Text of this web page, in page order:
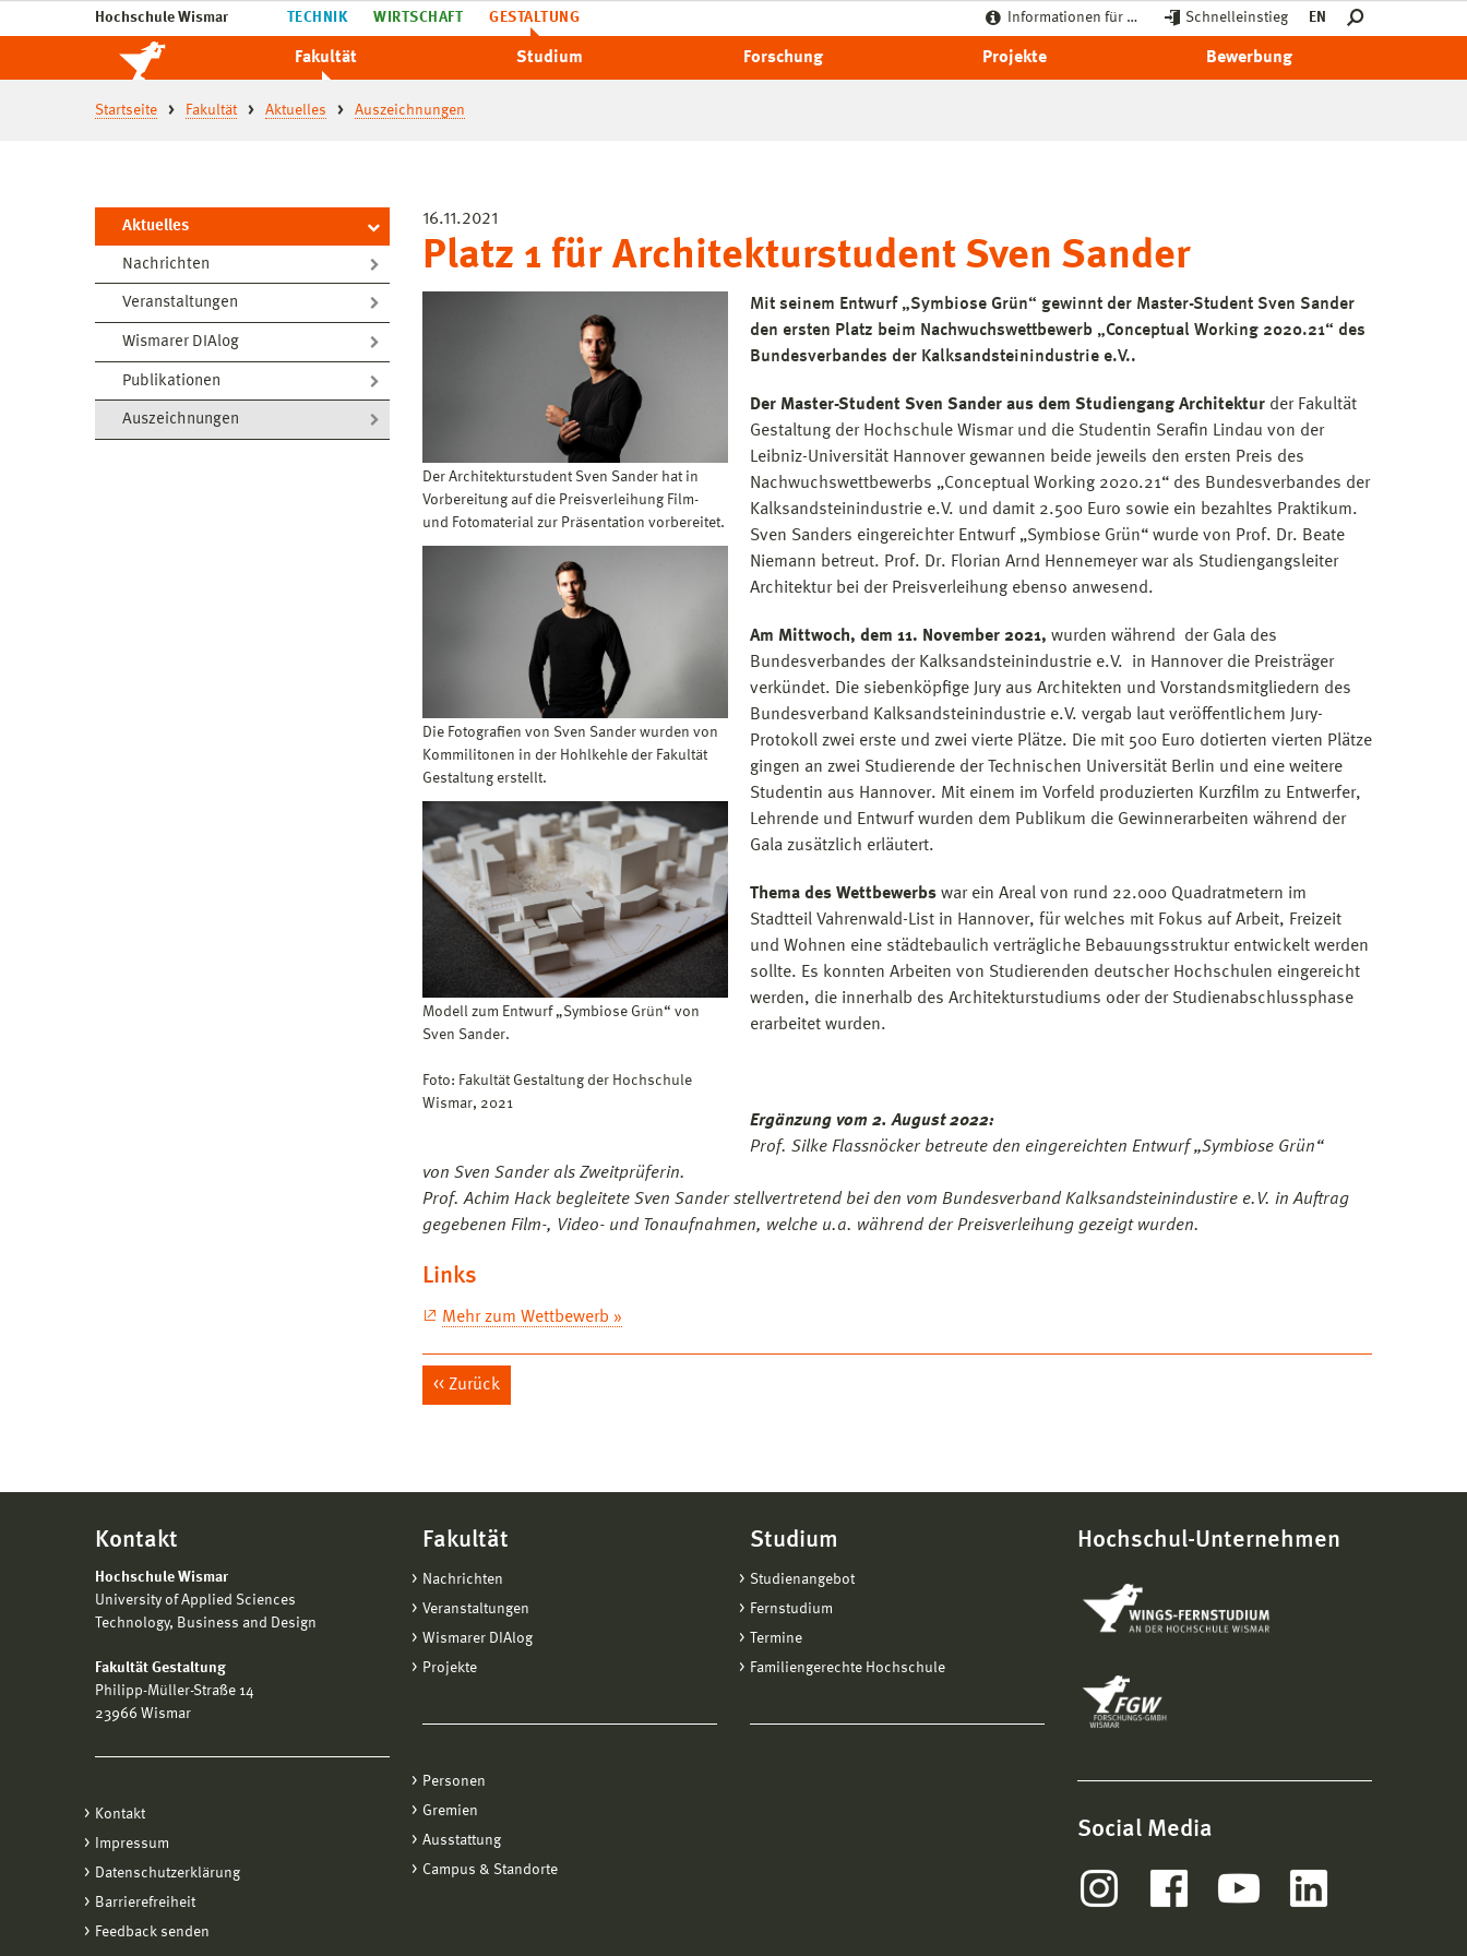
Hochschule Wismar TECHNIK WIRTSCHAFT GESTALTUNG Informationen für … Schnelleinstieg EN
Fakultät Studium Forschung Projekte Bewerbung
Startseite Fakultät Aktuelles Auszeichnungen
Aktuelles
Nachrichten
Veranstaltungen
Wismarer DIAlog
Publikationen
Auszeichnungen
16.11.2021
Platz 1 für Architekturstudent Sven Sander
Der Architekturstudent Sven Sander hat in
Vorbereitung auf die Preisverleihung Film-
und Fotomaterial zur Präsentation vorbereitet.
Die Fotografien von Sven Sander wurden von
Kommilitonen in der Hohlkehle der Fakultät
Gestaltung erstellt.
Modell zum Entwurf „Symbiose Grün“ von
Sven Sander.
Foto: Fakultät Gestaltung der Hochschule
Wismar, 2021
Mit seinem Entwurf „Symbiose Grün“ gewinnt der Master-Student Sven Sander
den ersten Platz beim Nachwuchswettbewerb „Conceptual Working 2020.21“ des
Bundesverbandes der Kalksandsteinindustrie e.V..
Der Master-Student Sven Sander aus dem Studiengang Architektur der Fakultät
Gestaltung der Hochschule Wismar und die Studentin Serafin Lindau von der
Leibniz-Universität Hannover gewannen beide jeweils den ersten Preis des
Nachwuchswettbewerbs „Conceptual Working 2020.21“ des Bundesverbandes der
Kalksandsteinindustrie e.V. und damit 2.500 Euro sowie ein bezahltes Praktikum.
Sven Sanders eingereichter Entwurf „Symbiose Grün“ wurde von Prof. Dr. Beate
Niemann betreut. Prof. Dr. Florian Arnd Hennemeyer war als Studiengangsleiter
Architektur bei der Preisverleihung ebenso anwesend.
Am Mittwoch, dem 11. November 2021, wurden während der Gala des
Bundesverbandes der Kalksandsteinindustrie e.V. in Hannover die Preisträger
verkündet. Die siebenköpfige Jury aus Architekten und Vorstandsmitgliedern des
Bundesverband Kalksandsteinindustrie e.V. vergab laut veröffentlichem Jury-
Protokoll zwei erste und zwei vierte Plätze. Die mit 500 Euro dotierten vierten Plätze
gingen an zwei Studierende der Technischen Universität Berlin und eine weitere
Studentin aus Hannover. Mit einem im Vorfeld produzierten Kurzfilm zu Entwerfer,
Lehrende und Entwurf wurden dem Publikum die Gewinnerarbeiten während der
Gala zusätzlich erläutert.
Thema des Wettbewerbs war ein Areal von rund 22.000 Quadratmetern im
Stadtteil Vahrenwald-List in Hannover, für welches mit Fokus auf Arbeit, Freizeit
und Wohnen eine städtebaulich verträgliche Bebauungsstruktur entwickelt werden
sollte. Es konnten Arbeiten von Studierenden deutscher Hochschulen eingereicht
werden, die innerhalb des Architekturstudiums oder der Studienabschlussphase
erarbeitet wurden.
Ergänzung vom 2. August 2022:
Prof. Silke Flassnöcker betreute den eingereichten Entwurf „Symbiose Grün“
von Sven Sander als Zweitprüferin.
Prof. Achim Hack begleitete Sven Sander stellvertretend bei den vom Bundesverband Kalksandsteinindustire e.V. in Auftrag
gegebenen Film-, Video- und Tonaufnahmen, welche u.a. während der Preisverleihung gezeigt wurden.
Links
Mehr zum Wettbewerb »
Zurück
Kontakt
Hochschule Wismar
University of Applied Sciences
Technology, Business and Design
Fakultät Gestaltung
Philipp-Müller-Straße 14
23966 Wismar
Kontakt
Impressum
Datenschutzerklärung
Barrierefreiheit
Feedback senden
Fakultät
Nachrichten
Veranstaltungen
Wismarer DIAlog
Projekte
Personen
Gremien
Ausstattung
Campus & Standorte
Studium
Studienangebot
Fernstudium
Termine
Familiengerechte Hochschule
Hochschul-Unternehmen
Social Media